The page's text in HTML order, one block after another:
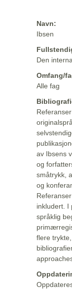
Navn:
Ibsen
Den
Omfang/
Alle fag
av Ibsens
og
småtrykk,
og
inkludert. I
språklig
flere